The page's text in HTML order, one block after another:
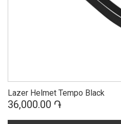
Lazer Helmet Tempo Black
36,000.00 ֏